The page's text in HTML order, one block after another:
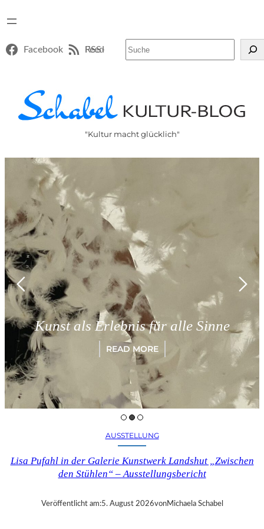
Facebook RSS-Feed
"Kultur macht glücklich"
als Erlebnis für alle Sinne
READ MORE
AUSSTELLUNG
Lisa Pufahl in der Galerie Kunstwerk Landshut „Zwischen
den Stühlen“ – Ausstellungsbericht
Veröffentlicht am:5. August 2026vonMichaela Schabel